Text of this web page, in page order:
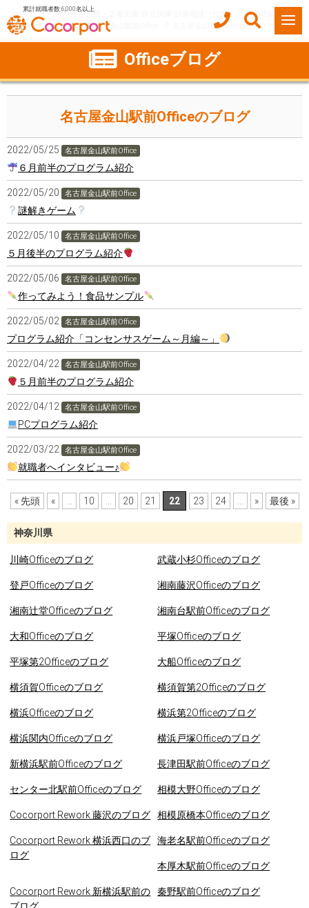
累計就職者数 6,000名以上
ココルポート(就労移行支援・定着支援/自立訓練/計画相談) HOME
事業所紹介
愛知県
名古屋市 名古屋金山駅前Office 名古屋金山駅前Officeのブログ
Officeブログ
神奈川県
川崎Officeのブログ 武蔵小杉Officeのブログ
登戸Officeのブログ 湘南藤沢Officeのブログ
湘南辻堂Officeのブログ 湘南台駅前Officeのブログ
大和Officeのブログ 平塚Officeのブログ
平塚第2Officeのブログ 大船Officeのブログ
横須賀Officeのブログ 横須賀第2Officeのブログ
横浜Officeのブログ 横浜第2Officeのブログ
横浜関内Officeのブログ 横浜戸塚Officeのブログ
新横浜駅前Officeのブログ 長津田駅前Officeのブログ
センター北駅前Officeのブログ 相模大野Officeのブログ
Cocorport Rework 藤沢のブログ 相模原橋本Officeのブログ
Cocorport Rework 横浜西口のブ
ログ
海老名駅前Officeのブログ
本厚木駅前Officeのブログ
Cocorport Rework 新横浜駅前の
秦野駅前Officeのブログ
名古屋金山駅前Officeのブログ
2022/05/25 名古屋金山駅前Office
６月前半のプログラム紹介
2022/05/20 名古屋金山駅前Office
謎解きゲーム
2022/05/10 名古屋金山駅前Office
５月後半のプログラム紹介
2022/05/06 名古屋金山駅前Office
作ってみよう！食品サンプル
2022/05/02 名古屋金山駅前Office
プログラム紹介「コンセンサスゲーム～月編～」
2022/04/22 名古屋金山駅前Office
５月前半のプログラム紹介
2022/04/12 名古屋金山駅前Office
PCプログラム紹介
2022/03/22 名古屋金山駅前Office
就職者へインタビュー♪
« 先頭 « 10 20 21 22 23 24 » 最後 »